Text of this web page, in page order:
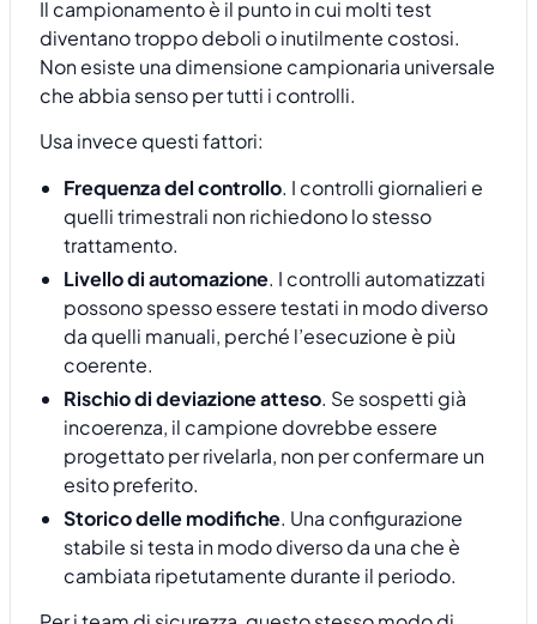
Il campionamento è il punto in cui molti test
diventano troppo deboli o inutilmente costosi.
Non esiste una dimensione campionaria universale
che abbia senso per tutti i controlli.
Usa invece questi fattori:
Frequenza del controllo. I controlli giornalieri e
quelli trimestrali non richiedono lo stesso
trattamento.
Livello di automazione. I controlli automatizzati
possono spesso essere testati in modo diverso
da quelli manuali, perché l’esecuzione è più
coerente.
Rischio di deviazione atteso. Se sospetti già
incoerenza, il campione dovrebbe essere
progettato per rivelarla, non per confermare un
esito preferito.
Storico delle modifiche. Una configurazione
stabile si testa in modo diverso da una che è
cambiata ripetutamente durante il periodo.